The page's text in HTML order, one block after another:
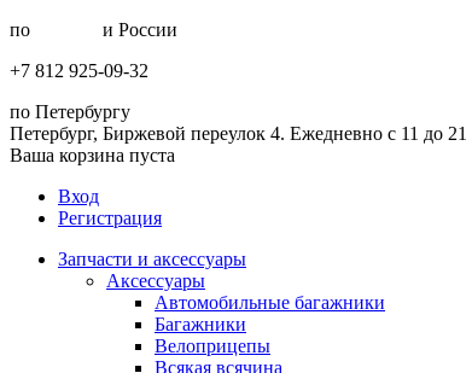
по
и России
+7 812 925-09-32
по Петербургу
Петербург, Биржевой переулок 4. Ежедневно с 11 до 21
Ваша корзина пуста
Вход
Регистрация
Запчасти и аксессуары
Аксессуары
Автомобильные багажники
Багажники
Велоприцепы
Всякая всячина